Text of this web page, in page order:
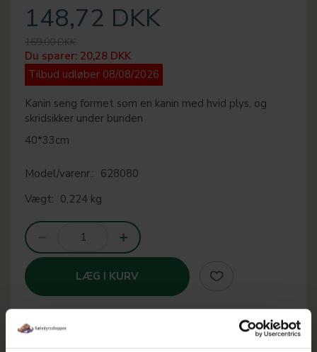
148,72 DKK
169,00 DKK
Du sparer: 20,28 DKK
Tilbud udløber 08/08/2026
Kanin seng formet som en kanin med hvid plys, og
skridsikker under bunden
40*33cm
Model/varenr.: 628080
Vægt: 0,224 kg
LÆG I KURV